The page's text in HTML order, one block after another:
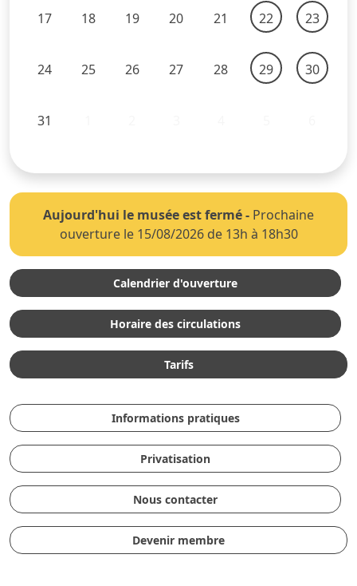
17 18 19 20 21 22 23
24 25 26 27 28 29 30
31
Aujourd'hui le musée est fermé- Prochaine
ouverture le 15/08/2026 de 13h à 18h30
Calendrier d'ouverture
Horaire des circulations
Tarifs
Informations pratiques
Privatisation
Nous contacter
Devenir membre